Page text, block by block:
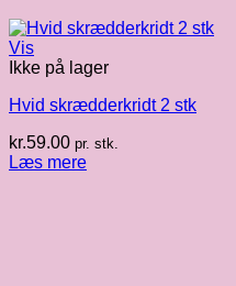
Vis
Ikke på lager
Hvid skrædderkridt 2 stk
kr.59.00 pr. stk.
Læs mere